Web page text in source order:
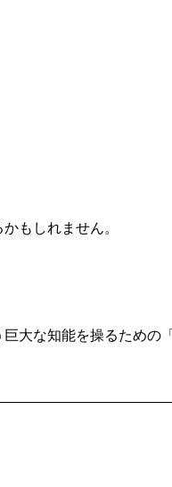
もしれません。
大な知能を操るための